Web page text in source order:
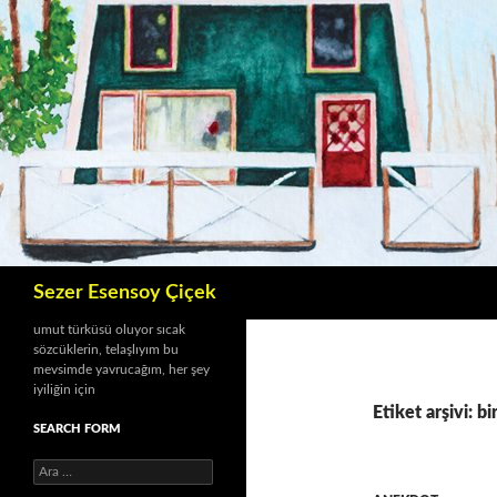
İçeriğe
atla
Sezer Esensoy Çiçek
Etiket arşivi:
umut türküsü oluyor sıcak
sözcüklerin, telaşlıyım bu
mevsimde yavrucağım, her şey
iyiliğin için
SEARCH FORM
A
r